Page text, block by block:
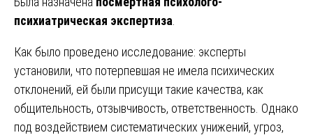
психиатрическая экспертиза
Как было проведено исследование: эксперты
установили, что потерпевшая не имела психических
отклонений, ей были присущи такие качества, как
общительность, отзывчивость, ответственность. Однако
под воздействием систематических унижений, угроз,